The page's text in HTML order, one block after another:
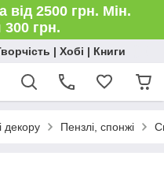
від 2500 грн. Мін.
грн.
| Хобі | Книги
декору Пензлі, спонжі